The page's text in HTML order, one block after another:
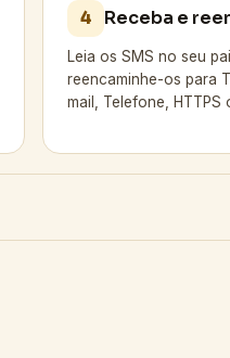
4 Receba e
Leia os SMS no seu
reencaminhe-os para
mail, Telefone, HTTPS